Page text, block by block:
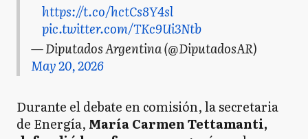
https://t.co/hctCs8Y4sl
pic.twitter.com/TKc9Ui3Ntb
— Diputados Argentina (@DiputadosAR)
May 20, 2026
Durante el debate en comisión, la secretaria
de Energía, María Carmen Tettamanti,